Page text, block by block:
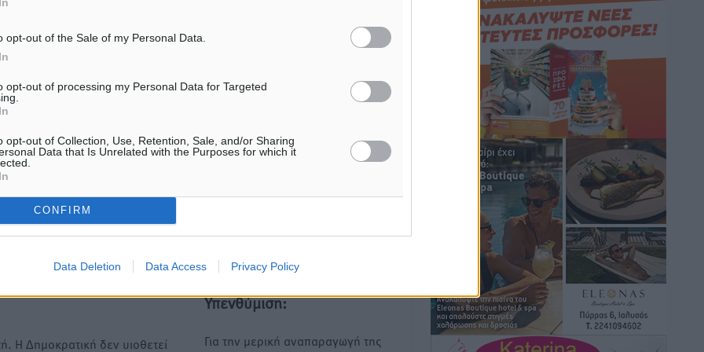
opt-out of the Sale of my Personal Data.
opt-out of processing my Personal Data for Targeted
opt-out of Collection, Use, Retention, Sale, and/or Sharing
Data that Is Unrelated with the Purposes for which it
CONFIRM
Data Deletion Data Access Privacy Policy
μας στο Google News ★ ↗
ΕΠΙΣΗΣ
Ποιοι φοιτητές μπορούν να
Η Δημοκρατική δεν υιοθετεί
Υπενθύμιση:
Για την μερική αναπαραγωγή της
Τοπικές Ειδήσεις πριν 8 ώρες
Iατρικός Σύλλογος Ροδου προς Α.
Γεωργιάδη: Στρατηγικές Προτάσεις για
την Ενίσχυση της Δημόσιας Υγείας στη
Νησιωτική Ελλάδα και στα
Νοσοκομεία της Γ΄ Ζώνης
Τοπικές Ειδήσεις• πριν 8 ώρες
Πάνθηρες: Ξεκίνησαν αισιόδοξοι για
την παρθενική “πτήση” τους
Αθλητικά• πριν 8 ώρες
Άρης Αρχαγγέλου: Στο πλευρό του
άτυχου Ιάκωβου Θωμά
Αθλητικά• πριν 8 ώρες